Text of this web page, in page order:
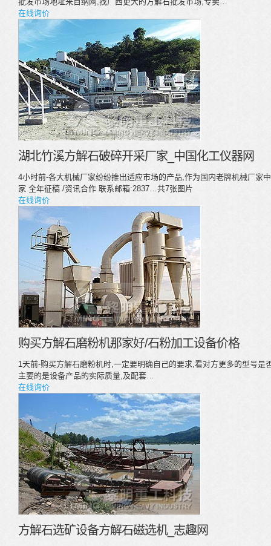
在线询价
湖北竹溪方解石破碎开采厂家_中国化工仪器网
4小时前-各大机械厂家纷纷推出适应市场的产品,作为国内老牌机械厂家
家 全年征稿 /资讯合作 联系邮箱:2837…共7张图片
在线询价
购买方解石磨粉机那家好/石粉加工设备价格
1天前-购买方解石磨粉机时,一定要明确自己的要求,看对方更多的型号
主要的是设备产品的实际质量,及配套…
在线询价
方解石选矿设备方解石磁选机_志趣网